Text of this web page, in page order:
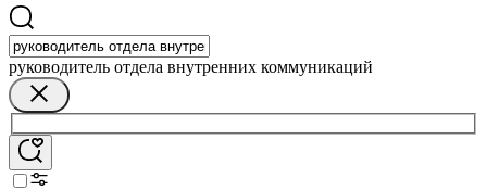
руководитель отдела внутренних коммуникаций